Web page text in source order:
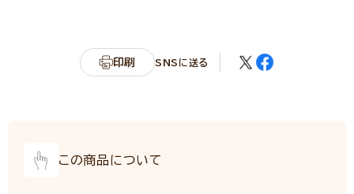
64.6g
印刷 SNSに送る
この商品について